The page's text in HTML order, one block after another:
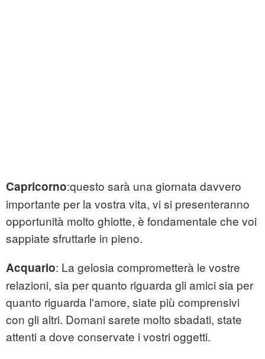
Capricorno:questo sarà una giornata davvero
importante per la vostra vita, vi si presenteranno
opportunità molto ghiotte, è fondamentale che voi
sappiate sfruttarle in pieno.
Acquario: La gelosia comprometterà le vostre
relazioni, sia per quanto riguarda gli amici sia per
quanto riguarda l'amore, siate più comprensivi
con gli altri. Domani sarete molto sbadati, state
attenti a dove conservate i vostri oggetti.